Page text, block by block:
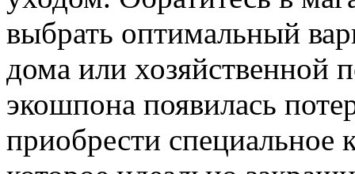
выбрать оптимальный
дома или хозяйственной
экошпона появилась
приобрести специальное